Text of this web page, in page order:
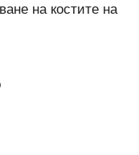
на костите на